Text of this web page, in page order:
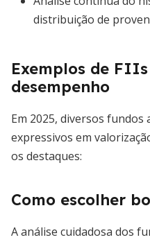
distribuição de
Exemplos de
desempenho
Em 2025, diversos
expressivos em
os destaques:
Como escolher
A análise cuidadosa dos